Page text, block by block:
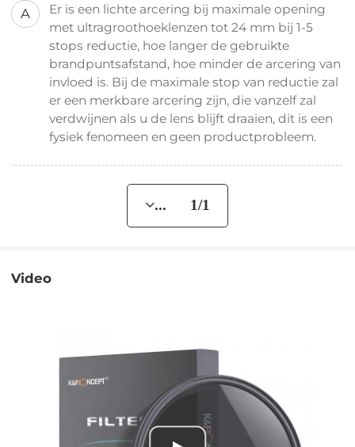
A
Er is een lichte arcering bij maximale opening
met ultragroothoeklenzen tot 24 mm bij 1-5
stops reductie, hoe langer de gebruikte
brandpuntsafstand, hoe minder de arcering van
invloed is. Bij de maximale stop van reductie zal
er een merkbare arcering zijn, die vanzelf zal
verdwijnen als u de lens blijft draaien, dit is een
fysiek fenomeen en geen productprobleem.
... 1/1
Video